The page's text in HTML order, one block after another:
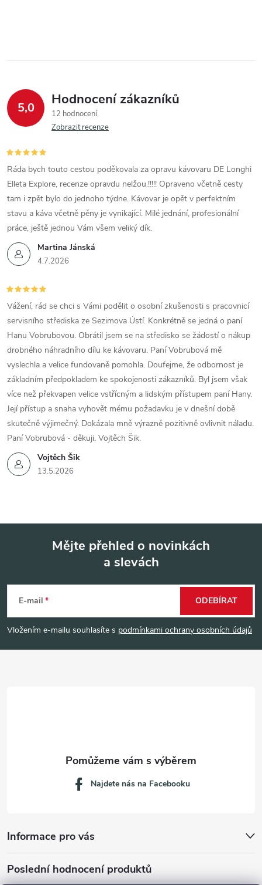
5,0 Hodnocení zákazníků
12 hodnocení
Zobrazit recenze
Martina Jánská
4.7.2026
Ráda bych touto cestou poděkovala za opravu kávovaru DE Longhi
Elleta Explore, recenze opravdu nelžou.!!!!! Opraveno včetně cesty
tam i zpět bylo do jednoho týdne. Kávovar je opět v perfektním
stavu a káva včetně pěny je vynikající. Milé jednání, profesionální
práce, ještě jednou Vám všem veliký dík.
Vojtěch Šik
13.5.2026
Vážení, rád se chci s Vámi podělit o osobní zkušenosti s pracovnicí
servisního střediska ze Sezimova Ústí. Konkrétně se jedná o paní
Hanu Vobrubovou. Obrátil jsem se na středisko se žádostí o nákup
drobného náhradního dílu ke kávovaru. Paní Vobrubová mě
vyslechla a velice fundovaně pomohla. Doufejme, že odbornost je
základním předpokladem ke spokojenosti zákazníků. Byl jsem však
více než překvapen velice vstřícným a lidským přístupem paní Hany.
Její přístup a snaha vyhovět mému požadavku je v dnešní době
skutečně výjimečný. Dokázala mně výrazně pozitivně ovlivnit náladu.
Paní Vobrubová - děkuji. Vojtěch Šik.
p
a
Mějte přehled o novinkách
a slevách
E-mail
Vložením e-mailu souhlasíte s podmínkami ochrany osobních údajů
ODEBÍRAT
Informace pro vás
Najdete nás na Facebooku
Poslední hodnocení produktů